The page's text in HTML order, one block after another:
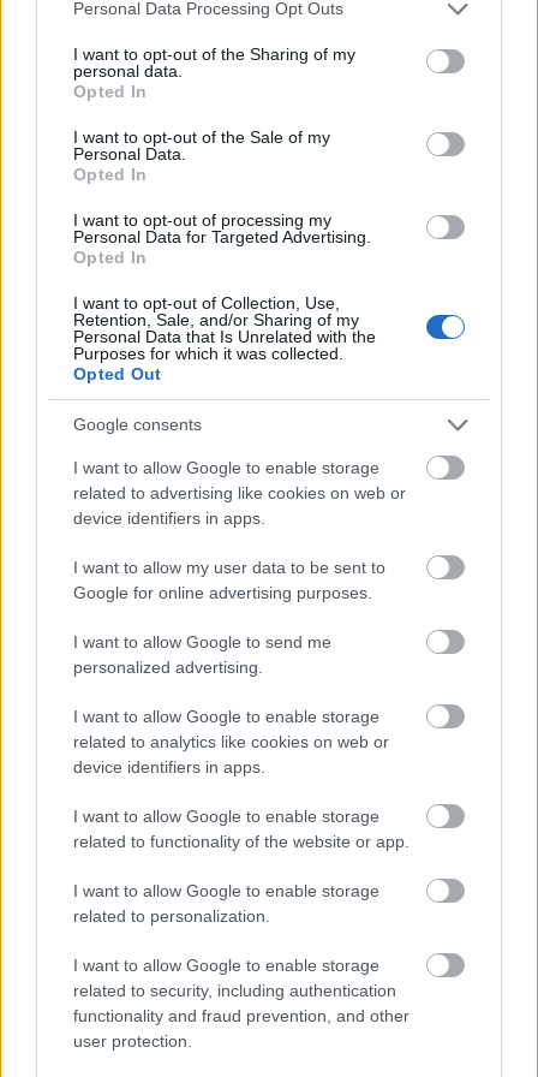
not limited to your visit or usage behaviour. You may click to
grant or deny consent to Google and its third-party tags to
use your data for below specified purposes in below Google
consent section.
Personal Data Processing Opt Outs
I want to opt-out of the Sharing of my
personal data.
Opted In
I want to opt-out of the Sale of my
Personal Data.
Opted In
I want to opt-out of processing my
Personal Data for Targeted Advertising.
Opted In
I want to opt-out of Collection, Use,
Retention, Sale, and/or Sharing of my
Personal Data that Is Unrelated with the
Purposes for which it was collected.
Opted Out
Google consents
I want to allow Google to enable storage
related to advertising like cookies on web or
device identifiers in apps.
I want to allow my user data to be sent to
Google for online advertising purposes.
I want to allow Google to send me
personalized advertising.
I want to allow Google to enable storage
related to analytics like cookies on web or
device identifiers in apps.
I want to allow Google to enable storage
related to functionality of the website or app.
I want to allow Google to enable storage
related to personalization.
I want to allow Google to enable storage
related to security, including authentication
functionality and fraud prevention, and other
user protection.
szellemlénnyé változik.
Mi a sci-fi?
Jó kérdés.
jövőbe, vagy közel-jelenbe, vagy valami efféle, nem
túlzottan elrugaszkodva a valóságtól.
eposza, a világ bonyolultságába és végső
megismerhetetlenségébe belegárgyuló ember
végigzongorázója.
Összeesküvéselmélet-tematika:
A paranoia öl, butít és nyomorba dönt, de az
irodalom legnagyobb alakjai mind dilinyósok.
(Hamlet, Don Quijote, Akakij Akakijevics,
Raszkolnyikov, Patrick Bateman stb.)
Minden a befogadón múlik.
Minden rész végén ott volt a szabványszöveg.
Bárminemű hasonlóság blabla...
melyek azt állítják magukról, hogy valósak (Y-akták
leánykori nevén Pszí-faktor, rendőrös látnokos
sorozatok, Igaz vagy hamis, ahol kitalált történetek
és nagyvárosi legendák (szerintük igaz) között kell
különbséget tenni )
Voltak gyenge részek, sőt kifejezetten buták is (pl. a
betegségek lelki okairól és a kézrátételes
gyógyításról szóló, asztrológia), de például a
csotányinváziós zseniális, meg az is ahol egy idős író
szemtanú másképp mondja el ugyanazt az esetet. Az
is vicces amikor egy vallásos állítás esetén szerepet
cserél a két főhős, mivel szerencsétlen szkeptikus
Scully hívő katolikus, míg Moulder ateista ("... és